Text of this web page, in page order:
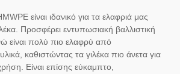
είναι ιδανικό για τα ελαφριά μας
Προσφέρει εντυπωσιακή βαλλιστική
είναι πολύ πιο ελαφρύ από
καθιστώντας τα γιλέκα πιο άνετα για
Είναι επίσης εύκαμπτο,